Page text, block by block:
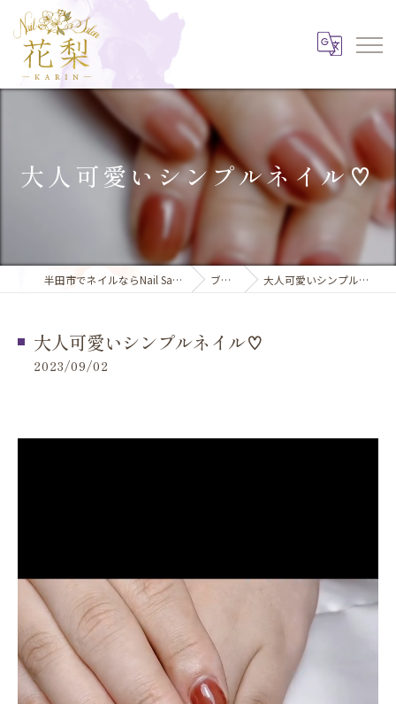
大人可愛いシンプルネイル♡
半田市でネイルならNail Salon 花梨 ブログ 大人可愛いシンプルネイル♡
大人可愛いシンプルネイル♡
2023/09/02